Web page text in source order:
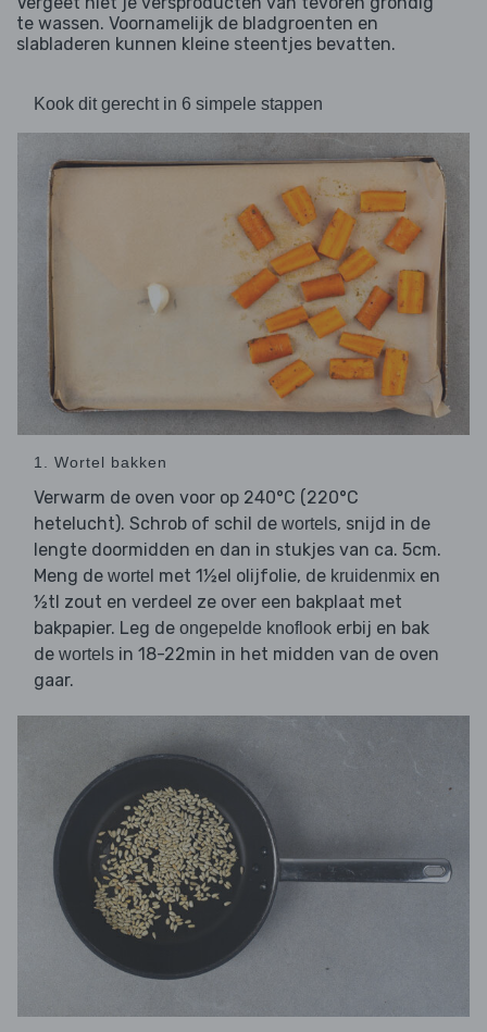
te wassen. Voornamelijk de bladgroenten en
slabladeren kunnen kleine steentjes bevatten.
Kook dit gerecht in 6 simpele stappen
1. Wortel bakken
Verwarm de oven voor op 240°C (220°C
hetelucht). Schrob of schil de wortels, snijd in de
lengte doormidden en dan in stukjes van ca. 5cm.
Meng de wortel met 1½el olijfolie, de kruidenmix en
½tl zout en verdeel ze over een bakplaat met
bakpapier. Leg de ongepelde knoflook erbij en bak
de wortels in 18-22min in het midden van de oven
gaar.